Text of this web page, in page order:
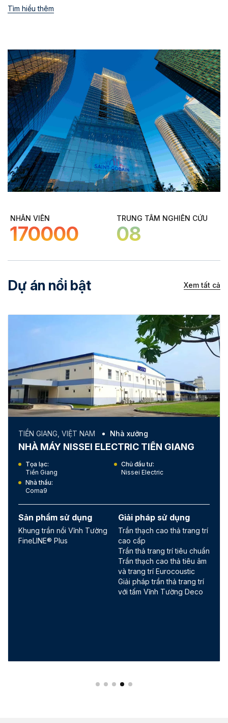
Tìm hiểu thêm
NHÂN VIÊN
170000
TRUNG TÂM NGHIÊN CỨU
08
Dự án nổi bật Xem tất cả
TIỀN GIANG, VIỆT NAM Nhà xưởng
NHÀ MÁY NISSEI ELECTRIC TIỀN GIANG
Tọa lạc:
Tiền Giang
Chủ đầu tư:
Nissei Electric
Nhà thầu:
Coma9
Sản phẩm sử dụng
Khung trần nổi Vĩnh Tường
FineLINE® Plus
Giải pháp sử dụng
Trần thạch cao thả trang trí
cao cấp
Trần thả trang trí tiêu chuẩn
Trần thạch cao thả tiêu âm
và trang trí Eurocoustic
Giải pháp trần thả trang trí
với tấm Vĩnh Tường Deco